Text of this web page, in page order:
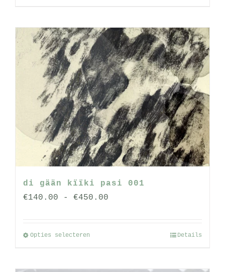
di gään kïïki pasi 001
€140.00 - €450.00
Opties selecteren Details